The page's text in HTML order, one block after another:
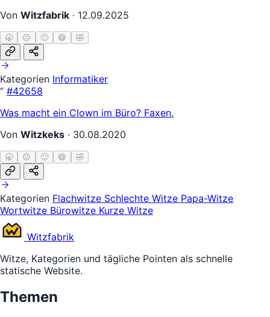
Von Witzfabrik · 12.09.2025
🥱 😐 🙂 😄 🤣
Kategorien Informatiker
“ #42658
Was macht ein Clown im Büro? Faxen.
Von Witzkeks · 30.08.2020
🥱 😐 🙂 😄 🤣
Kategorien Flachwitze Schlechte Witze Papa-Witze
Wortwitze Bürowitze Kurze Witze
Witzfabrik
Witze, Kategorien und tägliche Pointen als schnelle
statische Website.
Themen